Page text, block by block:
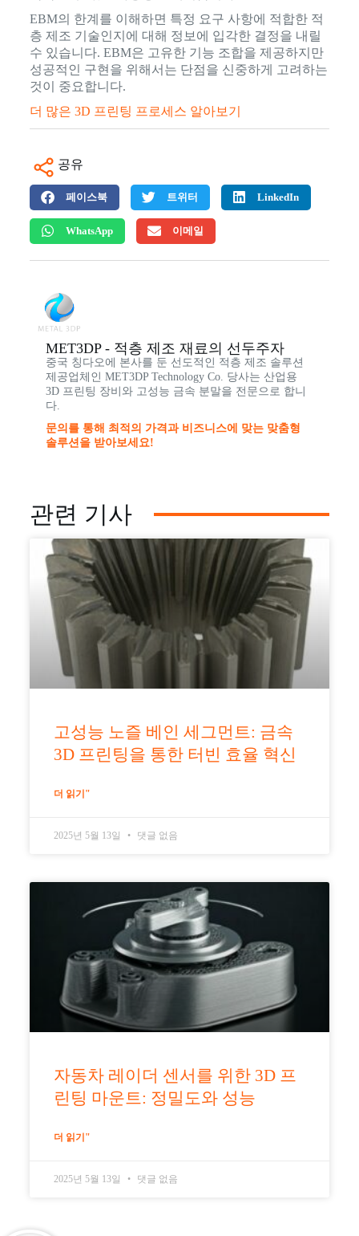
EBM의 한계를 이해하면 특정 요구 사항에 적합한 적
층 제조 기술인지에 대해 정보에 입각한 결정을 내릴
수 있습니다. EBM은 고유한 기능 조합을 제공하지만
성공적인 구현을 위해서는 단점을 신중하게 고려하는
것이 중요합니다.
더 많은 3D 프린팅 프로세스 알아보기
공유
페이스북 트위터 LinkedIn
WhatsApp 이메일
MET3DP - 적층 제조 재료의 선두주자
중국 칭다오에 본사를 둔 선도적인 적층 제조 솔루션
제공업체인 MET3DP Technology Co. 당사는 산업용
3D 프린팅 장비와 고성능 금속 분말을 전문으로 합니
다.
문의를 통해 최적의 가격과 비즈니스에 맞는 맞춤형
솔루션을 받아보세요!
관련 기사
고성능 노즐 베인 세그먼트: 금속
3D 프린팅을 통한 터빈 효율 혁신
더 읽기"
2025년 5월 13일 댓글 없음
자동차 레이더 센서를 위한 3D 프
린팅 마운트: 정밀도와 성능
더 읽기"
2025년 5월 13일 댓글 없음